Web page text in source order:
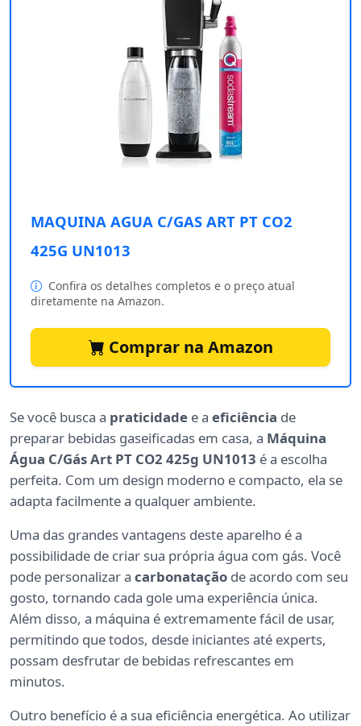
MAQUINA AGUA C/GAS ART PT CO2
425G UN1013
Confira os detalhes completos e o preço atual
diretamente na Amazon.
Comprar na Amazon
Se você busca a praticidade e a eficiência de
preparar bebidas gaseificadas em casa, a Máquina
Água C/Gás Art PT CO2 425g UN1013 é a escolha
perfeita. Com um design moderno e compacto, ela se
adapta facilmente a qualquer ambiente.
Uma das grandes vantagens deste aparelho é a
possibilidade de criar sua própria água com gás. Você
pode personalizar a carbonatação de acordo com seu
gosto, tornando cada gole uma experiência única.
Além disso, a máquina é extremamente fácil de usar,
permitindo que todos, desde iniciantes até experts,
possam desfrutar de bebidas refrescantes em
minutos.
Outro benefício é a sua eficiência energética. Ao utilizar